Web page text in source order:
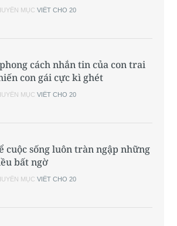
MỤCVIẾT CHO 20
cách nhắn tin của con trai
con gái cực kì ghét
MỤCVIẾT CHO 20
cuộc sống luôn tràn ngập những
bất ngờ
MỤCVIẾT CHO 20